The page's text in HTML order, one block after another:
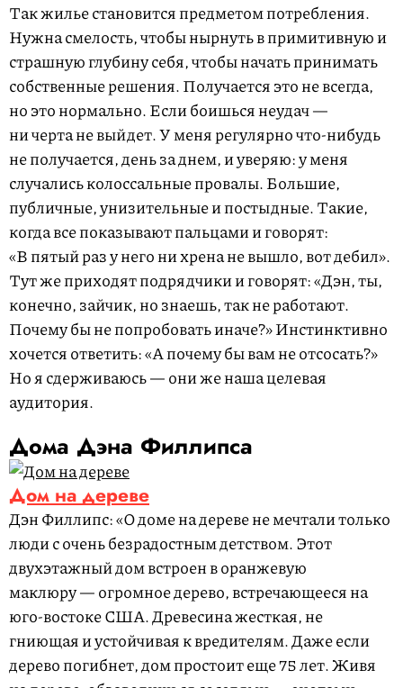
Так жилье становится предметом потребления.
Нужна смелость, чтобы нырнуть в примитивную и
страшную глубину себя, чтобы начать принимать
собственные решения. Получается это не всегда,
но это нормально. Если боишься неудач —
ни черта не выйдет. У меня регулярно что-нибудь
не получается, день за днем, и уверяю: у меня
случались колоссальные провалы. Большие,
публичные, унизительные и постыдные. Такие,
когда все показывают пальцами и говорят:
«В пятый раз у него ни хрена не вышло, вот дебил».
Тут же приходят подрядчики и говорят: «Дэн, ты,
конечно, зайчик, но знаешь, так не работают.
Почему бы не попробовать иначе?» Инстинктивно
хочется ответить: «А почему бы вам не отсосать?»
Но я сдерживаюсь — они же наша целевая
аудитория.
Дома Дэна Филлипса
Дом на дереве
Дэн Филлипс: «О доме на дереве не мечтали только
люди с очень безрадостным детством. Этот
двухэтажный дом встроен в оранжевую
маклюру — огромное дерево, встречающееся на
юго-востоке США. Древесина жесткая, не
гниющая и устойчивая к вредителям. Даже если
дерево погибнет, дом простоит еще 75 лет. Живя